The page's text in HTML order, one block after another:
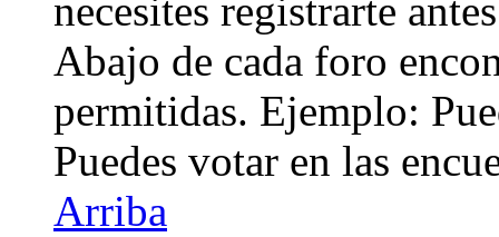
necesites registrarte
Abajo de cada foro
permitidas. Ejemplo:
Puedes votar en las
Arriba